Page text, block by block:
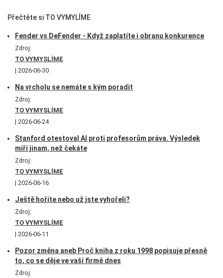
Přečtěte si TO VYMYLÍME
Fender vs DeFender - Když zaplatíte i obranu konkurence
Zdroj:
TO VYMYSLÍME
2026-06-30
Na vrcholu se nemáte s kým poradit
Zdroj:
TO VYMYSLÍME
2026-06-24
Stanford otestoval AI proti profesorům práva. Výsledek
míří jinam, než čekáte
Zdroj:
TO VYMYSLÍME
2026-06-16
Ještě hoříte nebo už jste vyhořeli?
Zdroj:
TO VYMYSLÍME
2026-06-11
Pozor změna aneb Proč kniha z roku 1998 popisuje přesně
to, co se děje ve vaší firmě dnes
Zdroj: